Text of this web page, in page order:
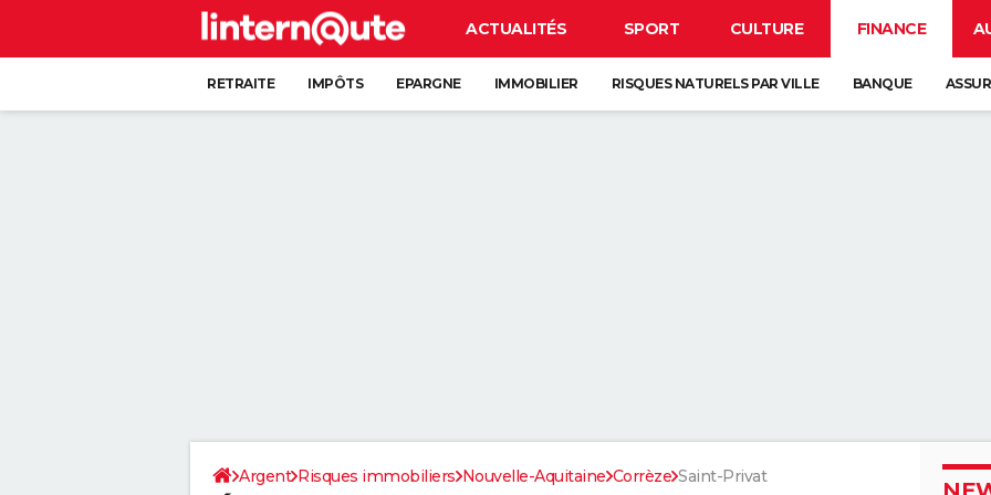
ACTUALITÉS SPORT CULTURE FINANCE
RETRAITE IMPÔTS EPARGNE IMMOBILIER RISQUES NATURELS PAR VILLE BANQUE
Argent Risques immobiliers Nouvelle-Aquitaine Corrèze Saint-Privat